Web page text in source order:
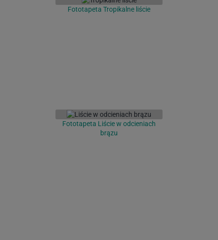
Fototapeta Tropikalne liście
Fototapeta Liście w odcieniach
brązu